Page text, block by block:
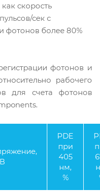
скорость
сек с
фотонов более 80%
фотонов и
рабочего
для счета фотонов
В
PDE
при
405
нм,
%